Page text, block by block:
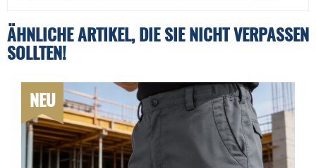
ÄHNLICHE ARTIKEL, DIE SIE NICHT VERPASSEN
SOLLTEN!
NEU